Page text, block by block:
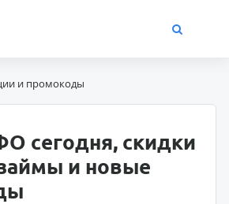
и промокоды
сегодня, скидки
и новые